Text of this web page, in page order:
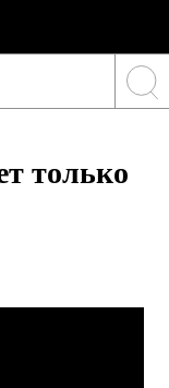
только